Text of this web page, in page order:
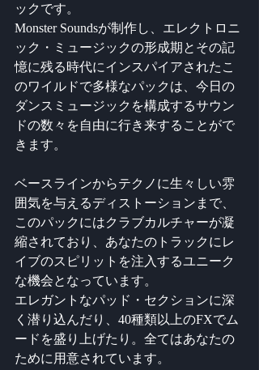
ックです。
Monster Soundsが制作し、エレクトロニ
ック・ミュージックの形成期とその記
憶に残る時代にインスパイアされたこ
のワイルドで多様なパックは、今日の
ダンスミュージックを構成するサウン
ドの数々を自由に行き来することがで
きます。
ベースラインからテクノに生々しい雰
囲気を与えるディストーションまで、
このパックにはクラブカルチャーが凝
縮されており、あなたのトラックにレ
イブのスピリットを注入するユニーク
な機会となっています。
エレガントなパッド・セクションに深
く潜り込んだり、40種類以上のFXでム
ードを盛り上げたり。全てはあなたの
ために用意されています。